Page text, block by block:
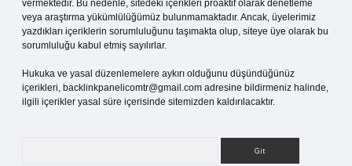
vermektedir. Bu nedenle, sitedeki içerikleri proaktif olarak denetleme
veya araştırma yükümlülüğümüz bulunmamaktadır. Ancak, üyelerimiz
yazdıkları içeriklerin sorumluluğunu taşımakta olup, siteye üye olarak bu
sorumluluğu kabul etmiş sayılırlar.
Hukuka ve yasal düzenlemelere aykırı olduğunu düşündüğünüz
içerikleri, backlinkpanelicomtr@gmail.com adresine bildirmeniz halinde,
ilgili içerikler yasal süre içerisinde sitemizden kaldırılacaktır.